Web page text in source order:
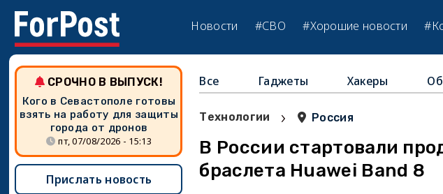
Новости #СВО #Хорошие новости
Все Гаджеты Хакеры
Технологии › Россия
В России стартовали
браслета Huawei Band 8
СРОЧНО В ВЫПУСК!
Кого в Севастополе готовы
взять на работу для защиты
города от дронов
пт, 07/08/2026 - 15:13
Прислать новость